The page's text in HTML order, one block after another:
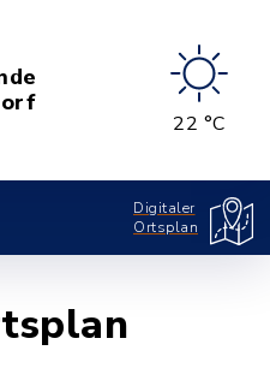
22 °C
Digitaler
Ortsplan